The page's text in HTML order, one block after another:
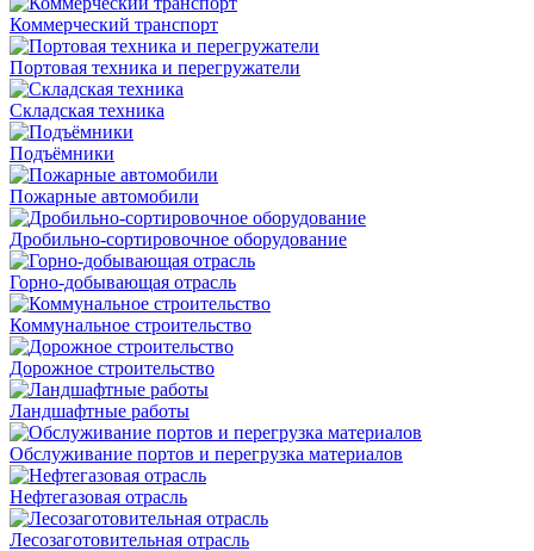
Коммерческий транспорт
Портовая техника и перегружатели
Складская техника
Подъёмники
Пожарные автомобили
Дробильно-сортировочное оборудование
Горно-добывающая отрасль
Коммунальное строительство
Дорожное строительство
Ландшафтные работы
Обслуживание портов и перегрузка материалов
Нефтегазовая отрасль
Лесозаготовительная отрасль